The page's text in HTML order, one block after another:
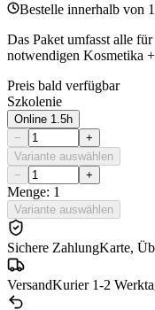
Bestelle innerhalb von
Das Paket umfasst alle
notwendigen Kosmetika
Preis bald verfügbar
Szkolenie
Online 1.5h
−
+
Variante auswählen
−
+
Menge: 1
Variante auswählen
Sichere ZahlungKarte,
VersandKurier 1-2